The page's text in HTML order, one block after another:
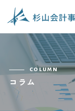
column
コラム